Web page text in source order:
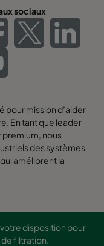
sociaux
pour mission d’aider
En tant que leader
premium, nous
des systèmes
améliorent la
qui
protègent la santé
solutions pour nos
solutions pour
disposition pour
de filtration.